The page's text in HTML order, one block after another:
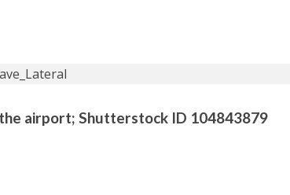
airport; Shutterstock ID 104843879